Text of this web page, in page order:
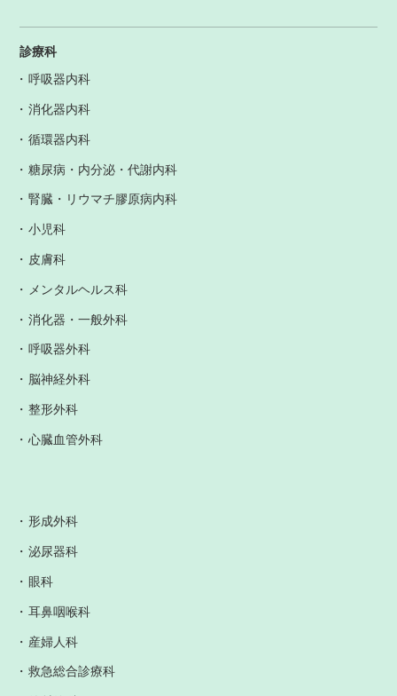
診療科
呼吸器内科
消化器内科
循環器内科
糖尿病・内分泌・代謝内科
腎臓・リウマチ膠原病内科
小児科
皮膚科
メンタルヘルス科
消化器・一般外科
呼吸器外科
脳神経外科
整形外科
心臓血管外科
形成外科
泌尿器科
眼科
耳鼻咽喉科
産婦人科
救急総合診療科